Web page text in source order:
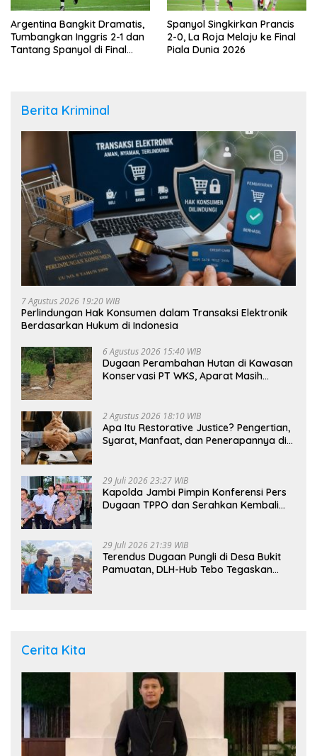
Argentina Bangkit Dramatis,
Tumbangkan Inggris 2-1 dan
Tantang Spanyol di Final
Spanyol Singkirkan Prancis
2-0, La Roja Melaju ke Final
Piala Dunia 2026
Berita Kriminal
7 Agustus 2026 19:20 WIB
Perlindungan Hak Konsumen dalam Transaksi Elektronik
Berdasarkan Hukum di Indonesia
6 Agustus 2026 15:40 WIB
Dugaan Perambahan Hutan di Kawasan
Konservasi PT WKS, Aparat Masih
2 Agustus 2026 18:10 WIB
Apa Itu Restorative Justice? Pengertian,
Syarat, Manfaat, dan Penerapannya di
29 Juli 2026 23:27 WIB
Kapolda Jambi Pimpin Konferensi Pers
Dugaan TPPO dan Serahkan Kembali
29 Juli 2026 21:39 WIB
Terendus Dugaan Pungli di Desa Bukit
Pamuatan, DLH-Hub Tebo Tegaskan
Cerita Kita